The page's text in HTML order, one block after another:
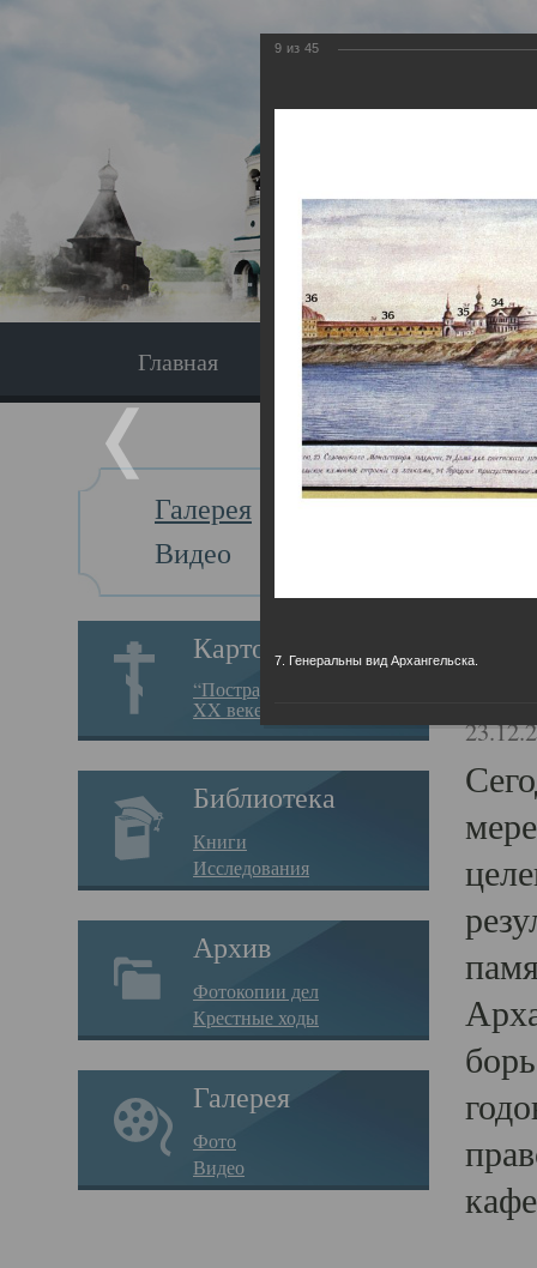
Главная Экскурсия
Галерея
Видео
Картотека
“Пострадавшие за веру в
XX веке на Севере”
Библиотека
Книги
Исследования
Архив
Фотокопии дел
Крестные ходы
Галерея
Фото
Видео
Главная
9 из 45
7. Генеральны вид Архангельска.